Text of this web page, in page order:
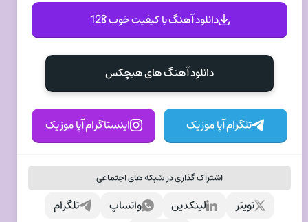
دانلود آهنگ با کیفیت خوب 128
دانلود آهنگ های هیچکس
تلگرام آپا موزیک اینستاگرام آپا موزیک
اشتراک گذاری در شبکه های اجتماعی
تلگرام واتساپ لینکدین
تویتر